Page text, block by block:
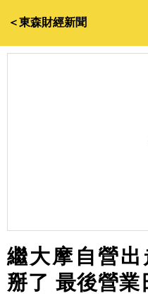
＜東森財經新聞
繼大摩自營
掰了 最後營業